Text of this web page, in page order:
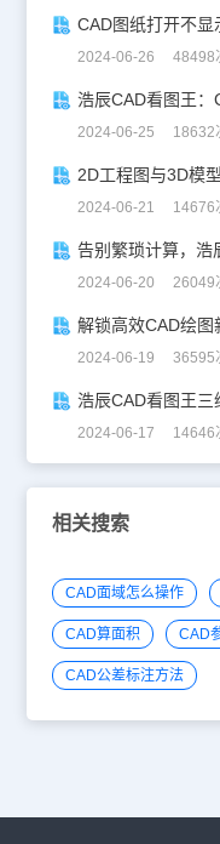
CAD图纸打开不显
2024-06-26 48498
浩辰CAD看图王：
2024-06-25 18632
2D工程图与3D模
2024-06-21 14676
2024-06-20 26049
2024-06-19 36595
2024-06-17 14646
相关搜索
CAD面域怎么操作
CAD算面积 CAD
CAD公差标注方法